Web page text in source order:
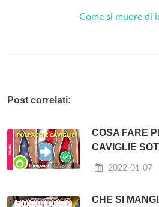
Come si muore di
Post correlati:
COSA FARE
CAVIGLIE
2022-01-07
CHE SI